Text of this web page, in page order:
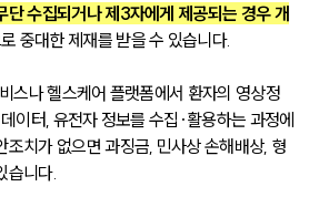
단 수집되거나 제3자에게 제공되는 경우 개
중대한 제재를 받을 수 있습니다.
스나 헬스케어 플랫폼에서 환자의 영상정
이터, 유전자 정보를 수집·활용하는 과정에
조치가 없으면 과징금, 민사상 손해배상, 형
습니다.